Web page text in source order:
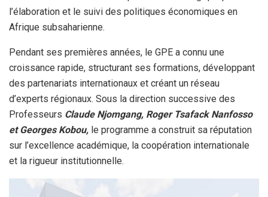
l’élaboration et le suivi des politiques économiques en
Afrique subsaharienne.
Pendant ses premières années, le GPE a connu une
croissance rapide, structurant ses formations, développant
des partenariats internationaux et créant un réseau
d’experts régionaux. Sous la direction successive des
Professeurs Claude Njomgang, Roger Tsafack Nanfosso
et Georges Kobou, le programme a construit sa réputation
sur l’excellence académique, la coopération internationale
et la rigueur institutionnelle.